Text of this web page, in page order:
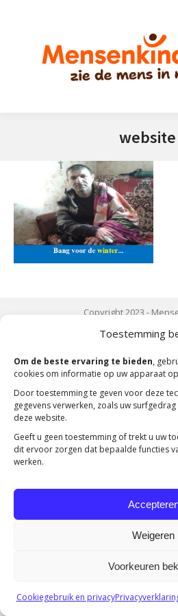
Toestemming
Om de beste ervaring te bieden,
cookies om informatie op uw apparaat
Door toestemming te geven voor deze
gegevens verwerken, zoals uw
deze website.
Geeft u geen toestemming of trekt u uw
dit ervoor zorgen dat bepaalde functies
werken.
Weigeren
Voorkeuren
Cookiegebruik en privacy
website
Copyright 2023 -